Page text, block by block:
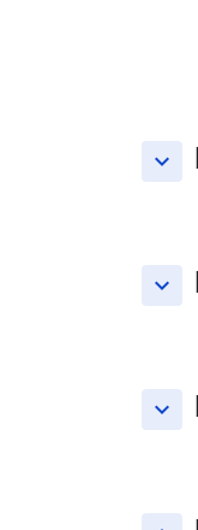
keyboard_arrow_down
keyboard_arrow_down
keyboard_arrow_down